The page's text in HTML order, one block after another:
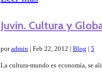
Juvin. Cultura y
poradmin | Feb 22, 2012 | Blog | 5
La cultura-mundo es economía, se